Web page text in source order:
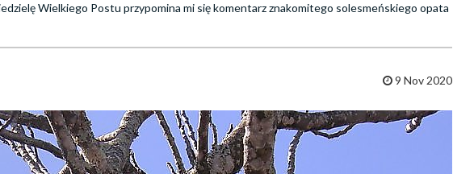
Wielkiego Postu przypomina mi się komentarz znakomitego solesmeńskiego opata
9 Nov 2020